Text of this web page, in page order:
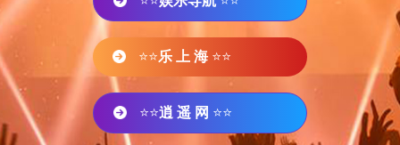
⭐⭐乐 上 海 ⭐⭐
⭐⭐逍 遥 网 ⭐⭐